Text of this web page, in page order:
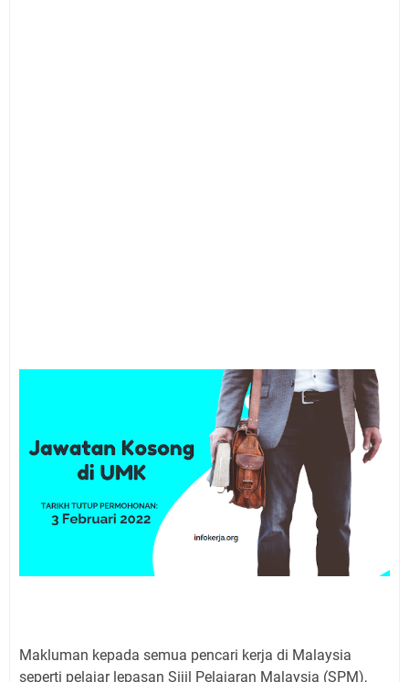
Makluman kepada semua pencari kerja di Malaysia
seperti pelajar lepasan Sijil Pelajaran Malaysia (SPM),